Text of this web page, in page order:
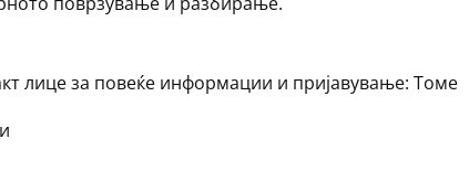
лице за повеќе информации и пријавување: Томе